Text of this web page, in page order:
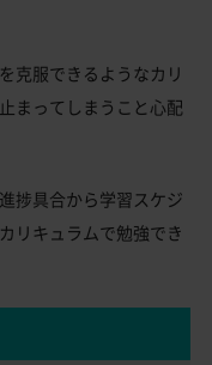
克服できるようなカリ
まってしまうこと心配
捗具合から学習スケジ
リキュラムで勉強でき